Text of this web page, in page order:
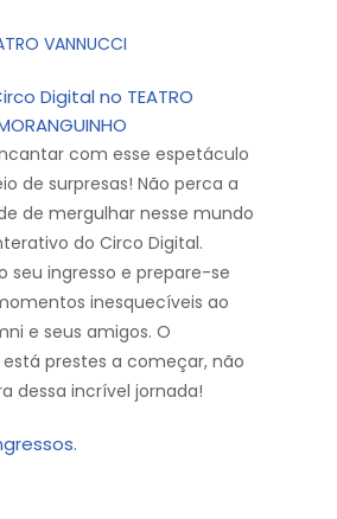
VANNUCCI
Digital no TEATRO
com esse espetáculo
de surpresas! Não perca a
de mergulhar nesse mundo
do Circo Digital.
seu ingresso e prepare-se
inesquecíveis ao
e seus amigos. O
prestes a começar, não
dessa incrível jornada!